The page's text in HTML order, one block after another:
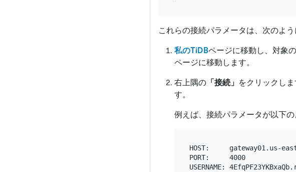
これらの接続パラメータは、次のよう
私のTiDBページに移動し、対象
ページに移動します。
右上隅の 「接続」 をクリックし
す。
例えば、接続パラメータが以下
HOST:     gateway01.us-
PORT:     4000
USERNAME: